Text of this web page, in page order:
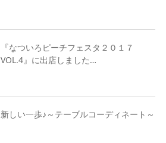
『なついろピーチフェスタ２０１７
VOL.4』に出店しました…
新しい一歩♪～テーブルコーディネート～